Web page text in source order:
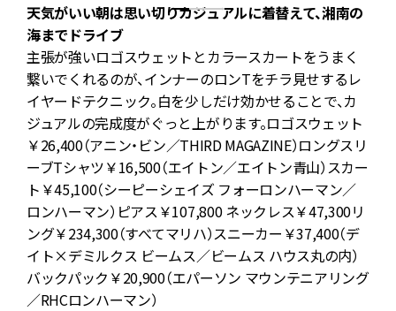
天気がいい朝は思い切りカジュアルに着替えて、湘南の
海までドライブ
主張が強いロゴスウェットとカラースカートをうまく
繋いでくれるのが、インナーのロンTをチラ見せするレ
イヤードテクニック。白を少しだけ効かせることで、カ
ジュアルの完成度がぐっと上がります。ロゴスウェット
￥26,400（アニン・ビン／THIRD MAGAZINE）ロングスリ
ーブTシャツ￥16,500（エイトン／エイトン青山）スカー
ト￥45,100（シーピーシェイズ フォーロンハーマン／
ロンハーマン）ピアス￥107,800 ネックレス￥47,300リ
ング￥234,300（すべてマリハ）スニーカー￥37,400（デ
イト×デミルクス ビームス／ビームス ハウス丸の内）
バックパック￥20,900（エパーソン マウンテニアリング
／RHCロンハーマン）